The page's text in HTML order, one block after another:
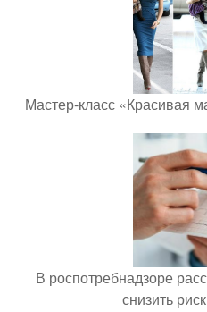
Мастер-класс «Красивая
В роспотребнадзоре
снизить